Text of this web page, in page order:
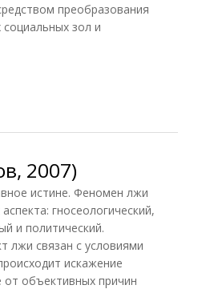
преобразования
зол и
2007)
истине. Феномен лжи
гносеологический,
и политический.
лжи связан с условиями
искажение
объективных причин